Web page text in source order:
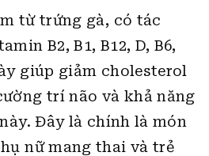
từ trứng gà, có tác
B2, B1, B12, D, B6,
giúp giảm cholesterol
trí não và khả năng
Đây là chính là món
nữ mang thai và trẻ